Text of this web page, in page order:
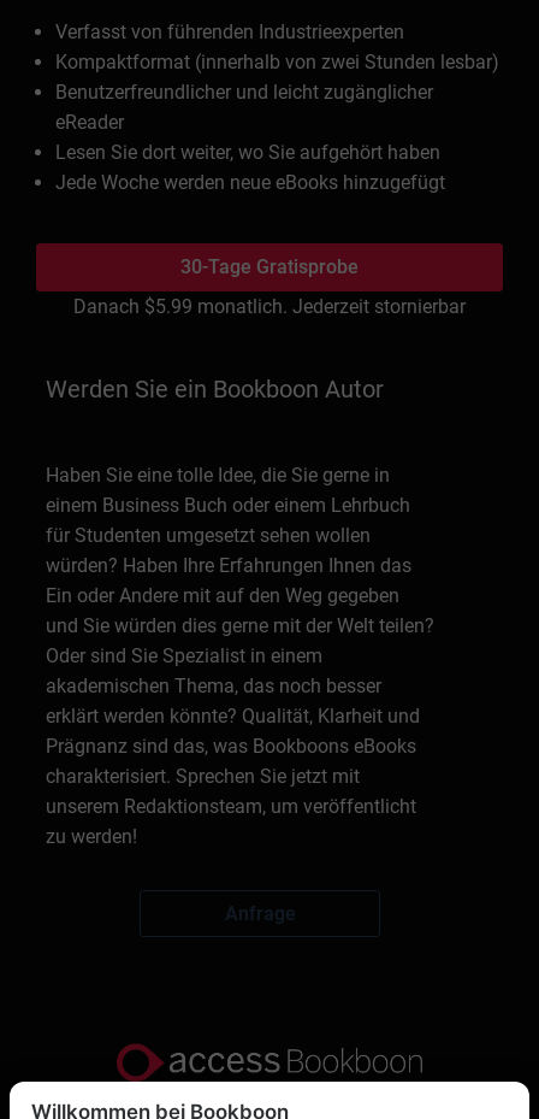
Verfasst von führenden Industrieexperten
Kompaktformat (innerhalb von zwei Stunden lesbar)
Benutzerfreundlicher und leicht zugänglicher
eReader
Lesen Sie dort weiter, wo Sie aufgehört haben
Jede Woche werden neue eBooks hinzugefügt
30-Tage Gratisprobe
Danach $5.99 monatlich. Jederzeit stornierbar
Werden Sie ein Bookboon Autor
Haben Sie eine tolle Idee, die Sie gerne in
einem Business Buch oder einem Lehrbuch
für Studenten umgesetzt sehen wollen
würden? Haben Ihre Erfahrungen Ihnen das
Ein oder Andere mit auf den Weg gegeben
und Sie würden dies gerne mit der Welt teilen?
Oder sind Sie Spezialist in einem
akademischen Thema, das noch besser
erklärt werden könnte? Qualität, Klarheit und
Prägnanz sind das, was Bookboons eBooks
charakterisiert. Sprechen Sie jetzt mit
unserem Redaktionsteam, um veröffentlicht
zu werden!
Anfrage
Willkommen bei Bookboon